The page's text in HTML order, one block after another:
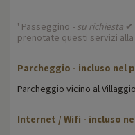
' Passeggino - su richiesta ✔
prenotate questi servizi alla
Parcheggio - incluso nel
Parcheggio vicino al
Internet / Wifi - incluso